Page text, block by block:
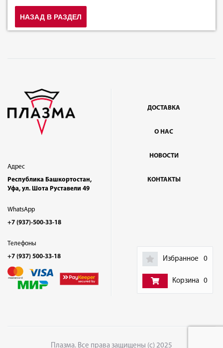
Избранное 0
Корзина 0
НАЗАД В РАЗДЕЛ
Адрес
Республика Башкортостан,
Уфа, ул. Шота Руставели 49
WhatsApp
+7 (937)-500-33-18
Телефоны
+7 (937) 500-33-18
ДОСТАВКА
О НАС
НОВОСТИ
КОНТАКТЫ
Плазма. Все права защищены (с) 2025